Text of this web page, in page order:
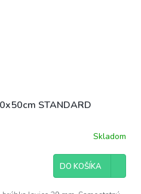
STANDARD
Skladom
DO KOŠÍKA